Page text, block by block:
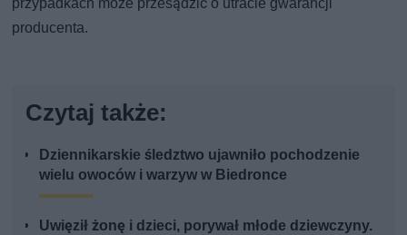
producenta.
Czytaj także:
Dziennikarskie śledztwo ujawniło pochodzenie
wielu owoców i warzyw w Biedronce
Uwięził żonę i dzieci, porywał młode dziewczyny.